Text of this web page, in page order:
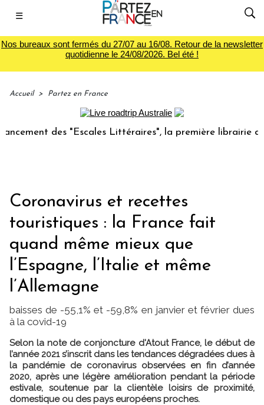
☰
Nos bureaux sont fermés du 27/07 au 16/08. Retour de la newsletter
quotidienne le 24/08/2026. Bel été !
Accueil > Partez en France
des "Escales Littéraires", la première librairie du
Coronavirus et recettes
touristiques : la France fait
quand même mieux que
l’Espagne, l’Italie et même
l’Allemagne
baisses de -55,1% et -59,8% en janvier et février dues
à la covid-19
Selon la note de conjoncture d'Atout France, le début de
l’année 2021 s’inscrit dans les tendances dégradées dues à
la pandémie de coronavirus observées en fin d’année
2020, après une légère amélioration pendant la période
estivale, soutenue par la clientèle loisirs de proximité,
domestique ou des pays européens proches.